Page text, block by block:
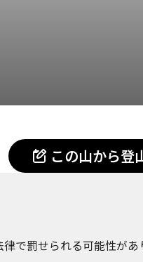
この山から登
で罰せられる可能性が